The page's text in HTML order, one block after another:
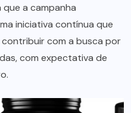
que a campanha
iniciativa contínua que
com a busca por
com expectativa de